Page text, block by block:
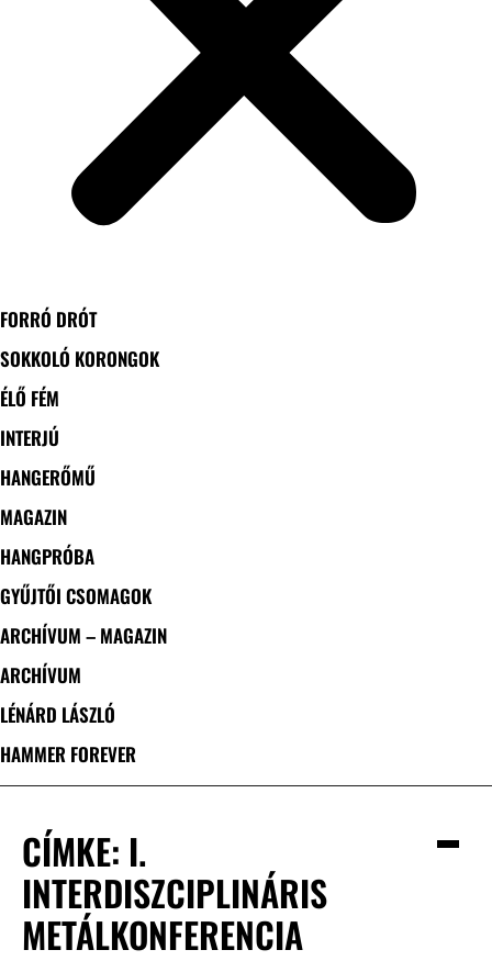
FORRÓ DRÓT
SOKKOLÓ KORONGOK
ÉLŐ FÉM
INTERJÚ
HANGERŐMŰ
MAGAZIN
HANGPRÓBA
GYŰJTŐI CSOMAGOK
ARCHÍVUM – MAGAZIN
ARCHÍVUM
LÉNÁRD LÁSZLÓ
HAMMER FOREVER
CÍMKE: I.
INTERDISZCIPLINÁRIS
METÁLKONFERENCIA